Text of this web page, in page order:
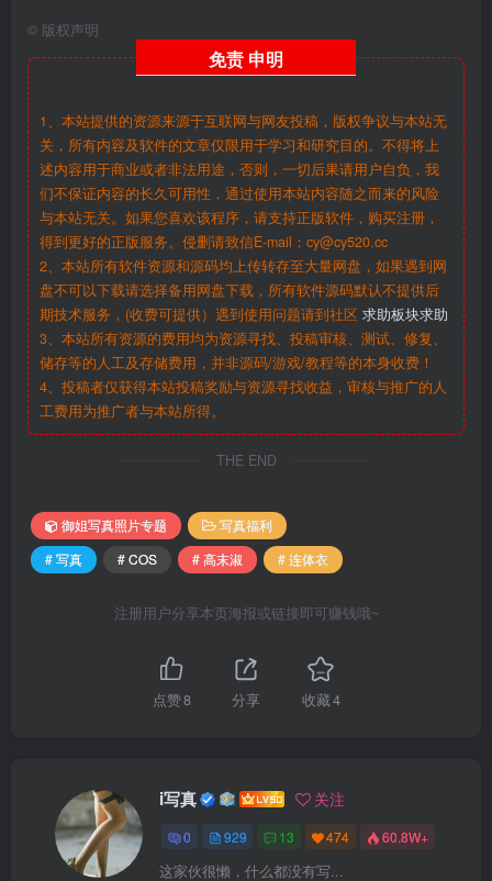
© 版权声明
免责 申明
1、本站提供的资源来源于互联网与网友投稿，版权争议与本站无
关，所有内容及软件的文章仅限用于学习和研究目的。不得将上
述内容用于商业或者非法用途，否则，一切后果请用户自负，我
们不保证内容的长久可用性，通过使用本站内容随之而来的风险
与本站无关。如果您喜欢该程序，请支持正版软件，购买注册，
得到更好的正版服务。侵删请致信E-mail：cy@cy520.cc
2、本站所有软件资源和源码均上传转存至大量网盘，如果遇到网
盘不可以下载请选择备用网盘下载，所有软件源码默认不提供后
期技术服务，(收费可提供）遇到使用问题请到社区 求助板块求助
3、本站所有资源的费用均为资源寻找、投稿审核、测试、修复、
储存等的人工及存储费用，并非源码/游戏/教程等的本身收费！
4、投稿者仅获得本站投稿奖励与资源寻找收益，审核与推广的人
工费用为推广者与本站所得。
THE END
御姐写真照片专题
写真福利
# 写真
# COS # 高末淑 # 连体衣
注册用户分享本页海报或链接即可赚钱哦~
点赞8 分享 收藏4
i写真 关注
0 929 13 474 60.8W+
这家伙很懒，什么都没有写...